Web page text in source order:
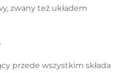
zwany też układem
przede wszystkim składa